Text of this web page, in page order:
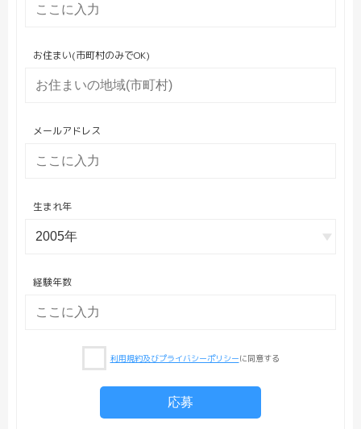
お住まい(市町村のみでOK)
メールアドレス
生まれ年
経験年数
利用規約及びプライバシーポリシーに同意する